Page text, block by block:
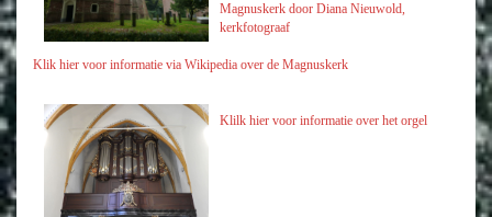
Magnuskerk door Diana Nieuwold,
kerkfotograaf
Klik hier voor informatie via Wikipedia over de Magnuskerk
Klilk hier voor informatie over het orgel